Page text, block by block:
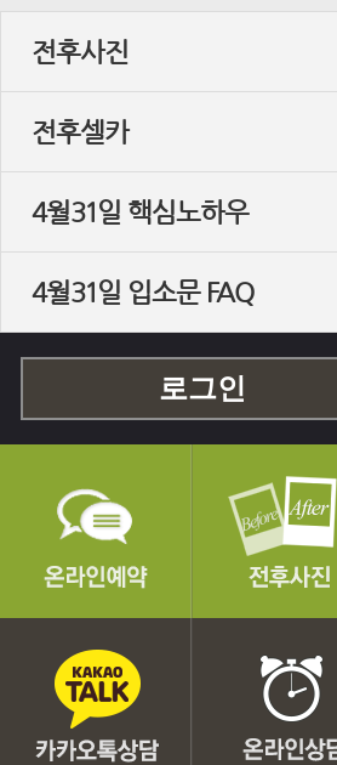
전후사진
전후셀카
4월31일 핵심노하우
4월31일 입소문 FAQ